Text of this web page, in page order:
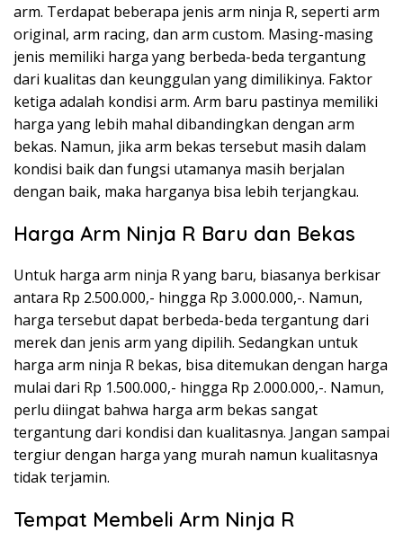
arm. Terdapat beberapa jenis arm ninja R, seperti arm
original, arm racing, dan arm custom. Masing-masing
jenis memiliki harga yang berbeda-beda tergantung
dari kualitas dan keunggulan yang dimilikinya. Faktor
ketiga adalah kondisi arm. Arm baru pastinya memiliki
harga yang lebih mahal dibandingkan dengan arm
bekas. Namun, jika arm bekas tersebut masih dalam
kondisi baik dan fungsi utamanya masih berjalan
dengan baik, maka harganya bisa lebih terjangkau.
Harga Arm Ninja R Baru dan Bekas
Untuk harga arm ninja R yang baru, biasanya berkisar
antara Rp 2.500.000,- hingga Rp 3.000.000,-. Namun,
harga tersebut dapat berbeda-beda tergantung dari
merek dan jenis arm yang dipilih. Sedangkan untuk
harga arm ninja R bekas, bisa ditemukan dengan harga
mulai dari Rp 1.500.000,- hingga Rp 2.000.000,-. Namun,
perlu diingat bahwa harga arm bekas sangat
tergantung dari kondisi dan kualitasnya. Jangan sampai
tergiur dengan harga yang murah namun kualitasnya
tidak terjamin.
Tempat Membeli Arm Ninja R